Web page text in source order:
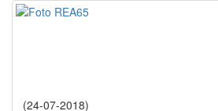
(24-07-2018)